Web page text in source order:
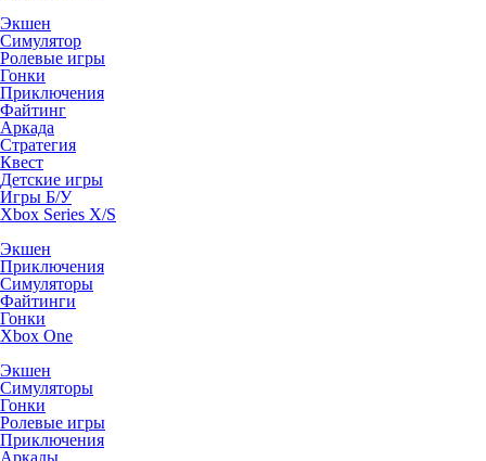
Экшен
Симулятор
Ролевые игры
Гонки
Приключения
Файтинг
Аркада
Стратегия
Квест
Детские игры
Игры Б/У
Xbox Series X/S
Экшен
Приключения
Симуляторы
Файтинги
Гонки
Xbox One
Экшен
Симуляторы
Гонки
Ролевые игры
Приключения
Аркады